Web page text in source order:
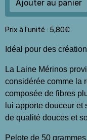
Ajouter au panier
Prix à l'unité : 5,80€
Idéal pour des
La Laine Mérinos
considérée comme la
composée de fibres
lui apporte douceur
de qualité douces et
Pelote de 50